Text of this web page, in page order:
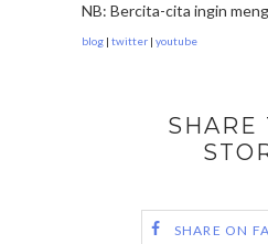
NB: Bercita-cita ingin
blog | twitter | youtube
SHARE
SHARE ON